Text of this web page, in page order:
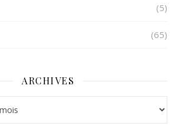
(5)
(65)
ARCHIVES